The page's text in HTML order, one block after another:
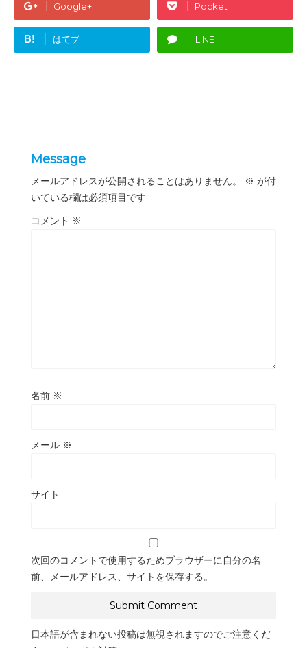
Google+ Pocket
B! はてブ LINE
Message
メールアドレスが公開されることはありません。 ※ が付
いている欄は必須項目です
コメント ※
名前 ※
メール ※
サイト
次回のコメントで使用するためブラウザーに自分の名
前、メールアドレス、サイトを保存する。
日本語が含まれない投稿は無視されますのでご注意くだ